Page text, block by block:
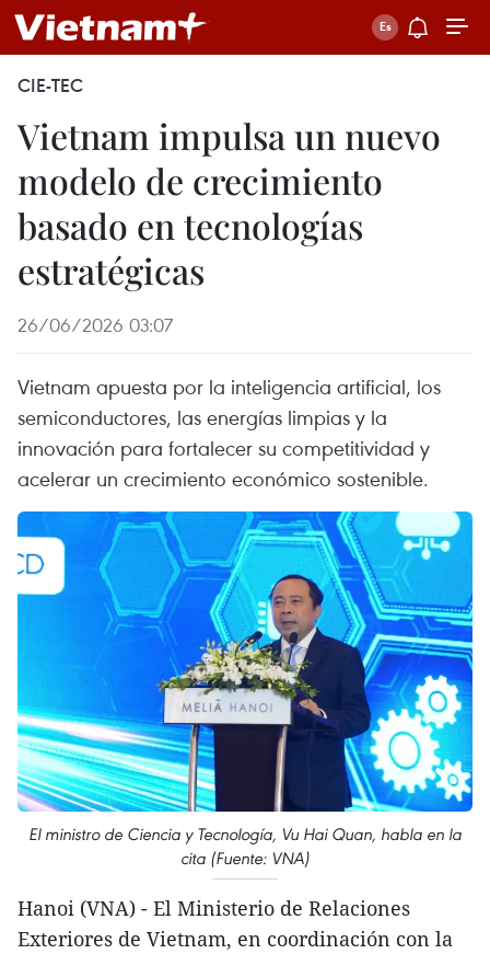
CIE-TEC
Vietnam impulsa un nuevo
modelo de crecimiento
basado en tecnologías
estratégicas
26/06/2026 03:07
Vietnam apuesta por la inteligencia artificial, los
semiconductores, las energías limpias y la
innovación para fortalecer su competitividad y
acelerar un crecimiento económico sostenible.
El ministro de Ciencia y Tecnología, Vu Hai Quan, habla en la
cita (Fuente: VNA)
Hanoi (VNA) - El Ministerio de Relaciones
Exteriores de Vietnam, en coordinación con la